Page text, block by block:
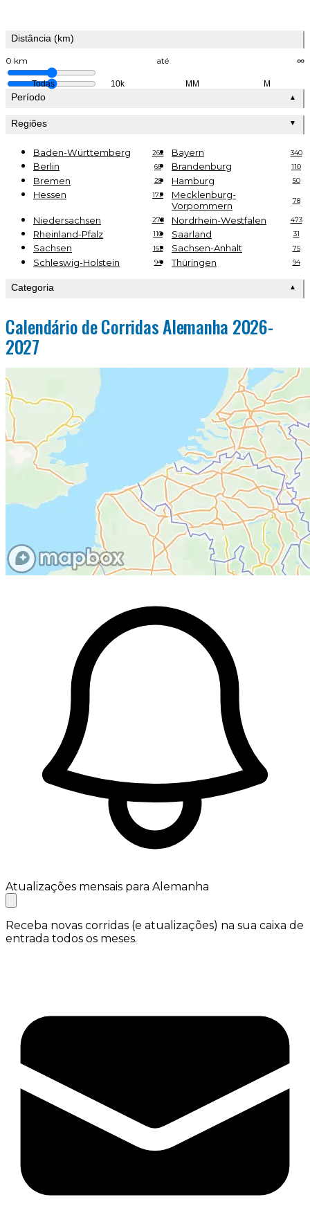
Distância (km)
0 km até ∞
Todas 10k MM M
Período ▲
Regiões ▼
Baden-Württemberg 262 Bayern 340
Berlin 66 Brandenburg 110
Bremen 28 Hamburg 50
Hessen 172
Mecklenburg-
Vorpommern
78
Niedersachsen 278 Nordrhein-Westfalen 473
Rheinland-Pfalz 110 Saarland 31
Sachsen 162 Sachsen-Anhalt 75
Schleswig-Holstein 94 Thüringen 94
Categoria ▲
Calendário de Corridas Alemanha 2026-
2027
Atualizações mensais para Alemanha
Receba novas corridas (e atualizações) na sua caixa de
entrada todos os meses.